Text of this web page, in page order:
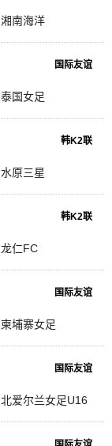
湘南海洋
国际友谊
泰国女足
韩K2联
水原三星
韩K2联
龙仁FC
国际友谊
柬埔寨女足
国际友谊
北爱尔兰女足U16